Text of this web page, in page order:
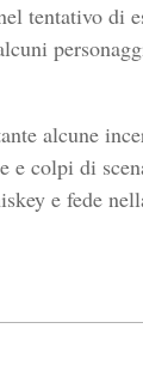
tentativo di
alcune
e colpi di
e fede